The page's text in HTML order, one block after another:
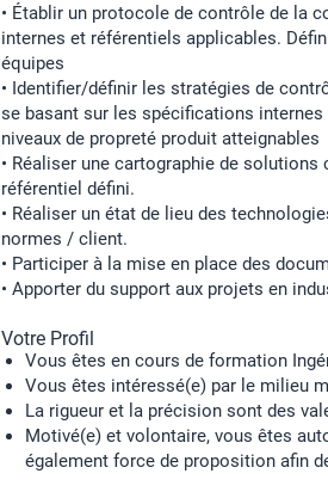
• Établir un protocole de contrôle de la
internes et référentiels applicables.
équipes
• Identifier/définir les stratégies de
se basant sur les spécifications
niveaux de propreté produit atteignables
• Réaliser une cartographie de
référentiel défini.
• Réaliser un état de lieu des
normes / client.
• Participer à la mise en place des
• Apporter du support aux projets en
Votre Profil
Vous êtes en cours de formation
Vous êtes intéressé(e) par le milieu
La rigueur et la précision sont des
Motivé(e) et volontaire, vous êtes
également force de proposition afin